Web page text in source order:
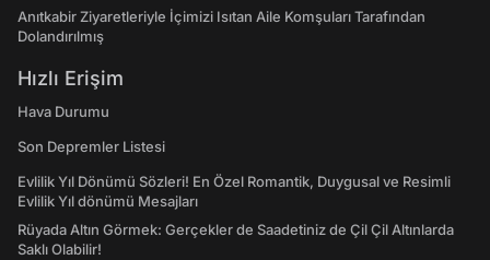
Anıtkabir Ziyaretleriyle İçimizi Isıtan Aile Komşuları Tarafından
Dolandırılmış
Hızlı Erişim
Hava Durumu
Son Depremler Listesi
Evlilik Yıl Dönümü Sözleri! En Özel Romantik, Duygusal ve Resimli
Evlilik Yıl dönümü Mesajları
Rüyada Altın Görmek: Gerçekler de Saadetiniz de Çil Çil Altınlarda
Saklı Olabilir!